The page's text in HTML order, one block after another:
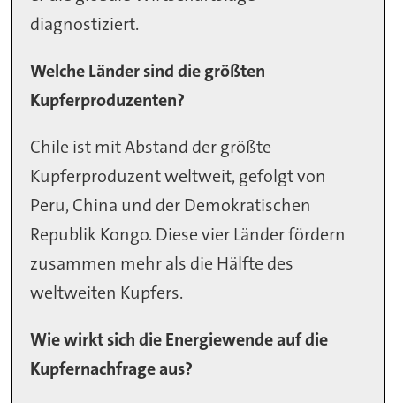
diagnostiziert.
Welche Länder sind die größten
Kupferproduzenten?
Chile ist mit Abstand der größte
Kupferproduzent weltweit, gefolgt von
Peru, China und der Demokratischen
Republik Kongo. Diese vier Länder fördern
zusammen mehr als die Hälfte des
weltweiten Kupfers.
Wie wirkt sich die Energiewende auf die
Kupfernachfrage aus?